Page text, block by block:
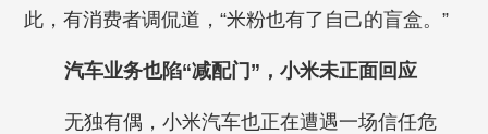
此，有消费者调侃道，“米粉也有了自己的盲盒。”
汽车业务也陷“减配门”，小米未正面回应
无独有偶，小米汽车也正在遭遇一场信任危